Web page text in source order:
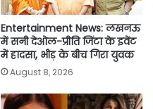
Entertainment News: लखनऊ
में सनी देओल-प्रीति जिंटा के इवेंट
में हादसा, भीड़ के बीच गिरा युवक
August 8, 2026